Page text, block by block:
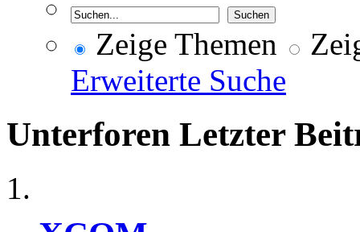
Zeige Themen
Erweiterte Suche
Unterforen Letzter